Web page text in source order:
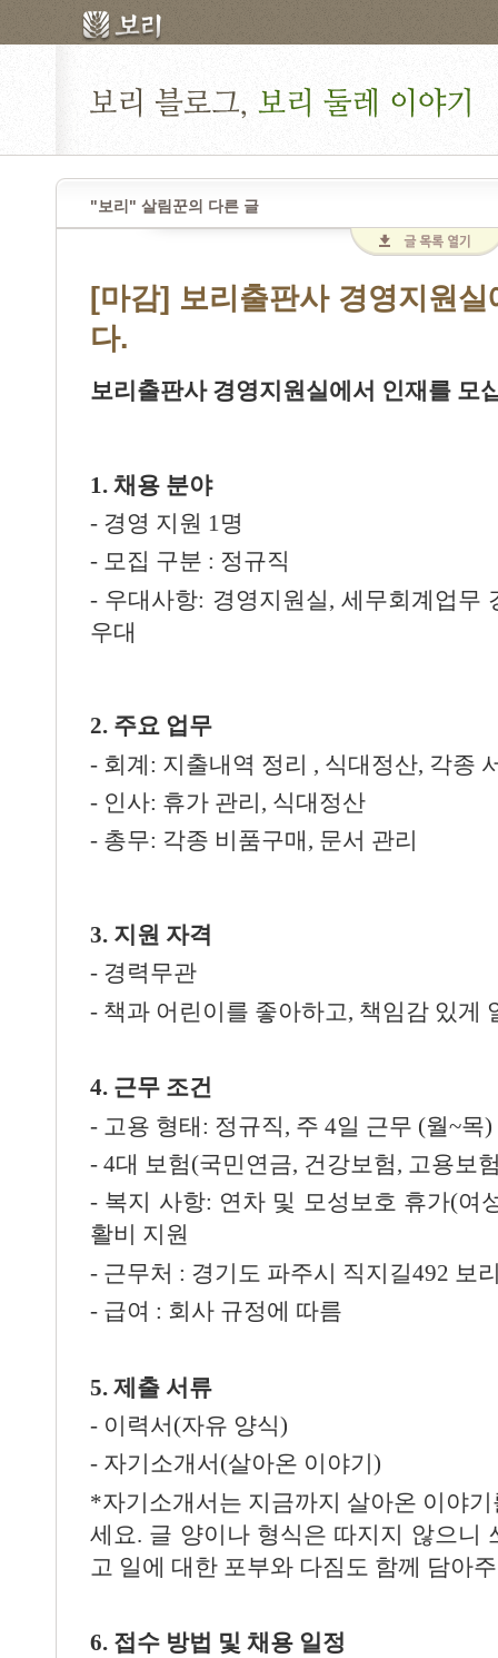
"보리" 살림꾼의 다른 글
[마감] 보리출판사 경영지원
다.
보리출판사 경영지원실에서 인재를 모
1. 채용 분야
- 경영 지원 1명
- 모집 구분 : 정규직
- 우대사항: 경영지원실, 세무회계업무
우대
2. 주요 업무
- 회계: 지출내역 정리 , 식대정산, 각종
- 인사: 휴가 관리, 식대정산
- 총무: 각종 비품구매, 문서 관리
3. 지원 자격
- 경력무관
- 책과 어린이를 좋아하고, 책임감 있게
4. 근무 조건
- 고용 형태: 정규직, 주 4일 근무 (월~목)
- 4대 보험(국민연금, 건강보험, 고용보
- 복지 사항: 연차 및 모성보호 휴가(여
활비 지원
- 근무처 : 경기도 파주시 직지길492 보
- 급여 : 회사 규정에 따름
5. 제출 서류
- 이력서(자유 양식)
- 자기소개서(살아온 이야기)
*자기소개서는 지금까지 살아온 이야
세요. 글 양이나 형식은 따지지 않으니
고 일에 대한 포부와 다짐도 함께 담아
6. 접수 방법 및 채용 일정